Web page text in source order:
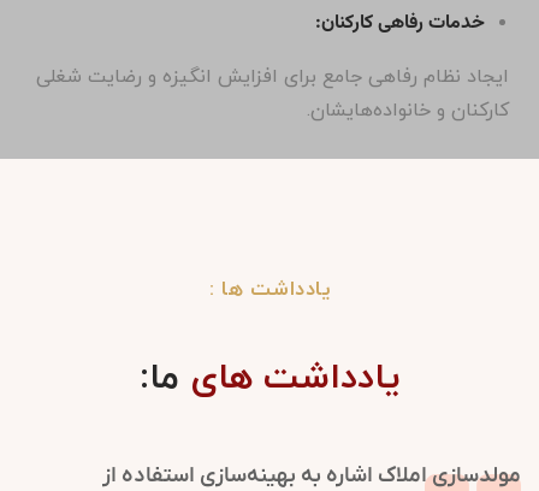
خدمات رفاهی کارکنان:
ایجاد نظام رفاهی جامع برای افزایش انگیزه و رضایت شغلی
کارکنان و خانواده‌هایشان.
یادداشت ها :
یادداشت های ما:
در سازمان‌ها نقش کلیدی در شکل‌گیری و
مولدسازی